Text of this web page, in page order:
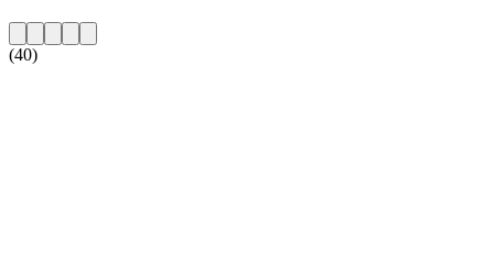
(40)